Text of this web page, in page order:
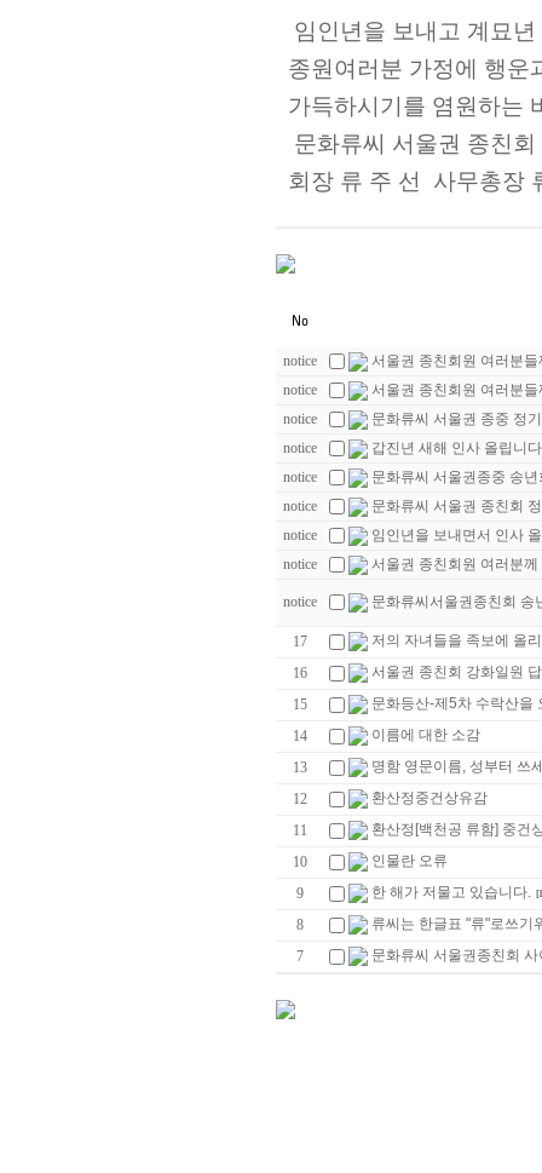
임인년을 보내고 계묘
종원여러분 가정에 행운
가득하시기를 염원하는
문화류씨 서울권 종친회
회장 류 주 선 사무총장
notice
서울권 종친회원 여러분들
notice
서울권 종친회원 여러분들
notice
문화류씨 서울권 종중 정
notice
갑진년 새해 인사 올립니
notice
문화류씨 서울권종중 송년
notice
문화류씨 서울권 종친회
notice
임인년을 보내면서 인사
notice
서울권 종친회원 여러분께
notice 문화류씨서울권종친회 송
17
저의 자녀들을 족보에 올
16
서울권 종친회 강화일원
15
문화등산-제5차 수락산을
14
이름에 대한 소감
13
명함 영문이름, 성부터 쓰
12
환산정중건상유감
11
환산정[백천공 류함] 중건
10
인물란 오류
9
한 해가 저물고 있습니다.
8
류씨는 한글표 "류"로쓰기
7
문화류씨 서울권종친회